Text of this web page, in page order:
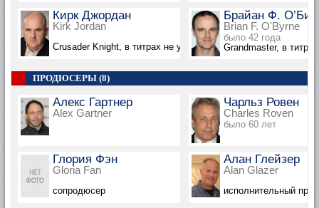
Кирк Джордан
Kirk Jordan
Crusader Knight, в титрах не указан
Брайан Ф.
Brian F. O'Byrne
было 42 года
Grandmaster, в
ПРОДЮСЕРЫ (8)
Алекс Гартнер
Alex Gartner
Чарльз Ровен
Charles Roven
было 60 лет
Глория Фэн
Gloria Fan
сопродюсер
Алан Глейзер
Alan Glazer
исполнительный